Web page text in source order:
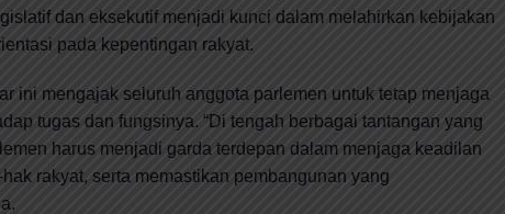
dan eksekutif menjadi kunci dalam melahirkan kebijakan
pada kepentingan rakyat.
ini mengajak seluruh anggota parlemen untuk tetap menjaga
tugas dan fungsinya. “Di tengah berbagai tantangan yang
harus menjadi garda terdepan dalam menjaga keadilan
rakyat, serta memastikan pembangunan yang